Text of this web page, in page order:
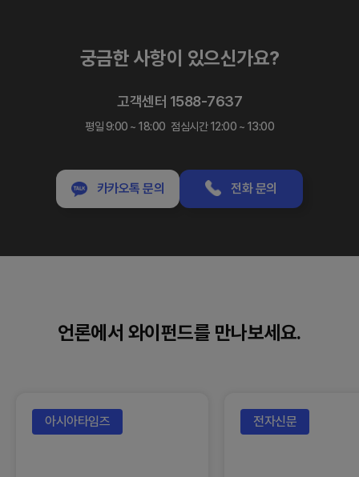
부동산
카드매출선정산
궁금한 사항이 있으신가요?
고객센터 1588-7637
평일 9:00 ~ 18:00 점심시간 12:00 ~ 13:00
카카오톡 문의 전화 문의
언론에서 와이펀드를 만나보세요.
아시아타임즈 전자신문